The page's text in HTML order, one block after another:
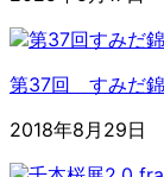
第37回 すみだ錦
2018年8月29日